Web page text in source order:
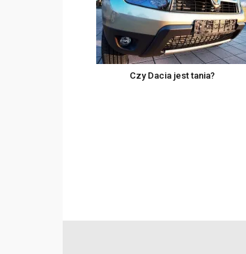
Czy Dacia jest tania?